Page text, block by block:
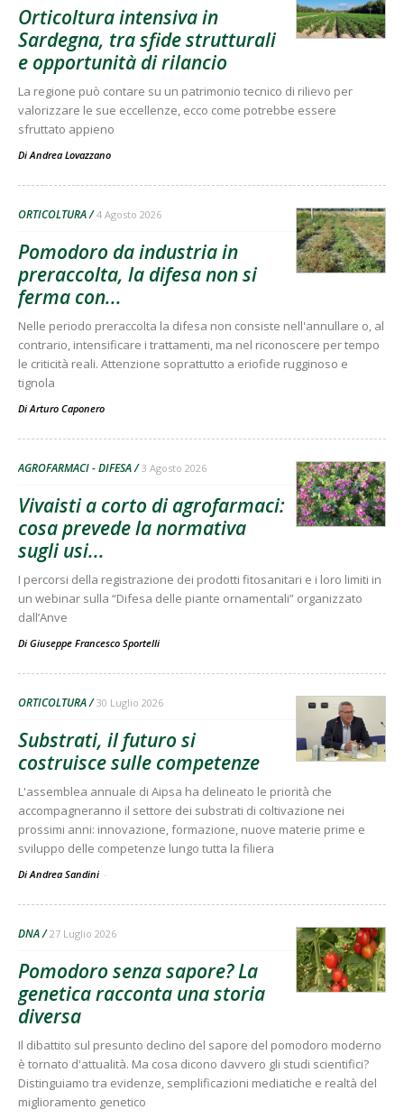
Orticoltura intensiva in
Sardegna, tra sfide strutturali
e opportunità di rilancio
La regione può contare su un patrimonio tecnico di rilievo per
valorizzare le sue eccellenze, ecco come potrebbe essere
sfruttato appieno
Di Andrea Lovazzano
ORTICOLTURA 4 Agosto 2026
Pomodoro da industria in
preraccolta, la difesa non si
ferma con...
Nelle periodo preraccolta la difesa non consiste nell'annullare o, al
contrario, intensificare i trattamenti, ma nel riconoscere per tempo
le criticità reali. Attenzione soprattutto a eriofide rugginoso e
tignola
Di Arturo Caponero
AGROFARMACI - DIFESA 3 Agosto 2026
Vivaisti a corto di agrofarmaci:
cosa prevede la normativa
sugli usi...
I percorsi della registrazione dei prodotti fitosanitari e i loro limiti in
un webinar sulla “Difesa delle piante ornamentali” organizzato
dall’Anve
Di Giuseppe Francesco Sportelli
ORTICOLTURA 30 Luglio 2026
Substrati, il futuro si
costruisce sulle competenze
L'assemblea annuale di Aipsa ha delineato le priorità che
accompagneranno il settore dei substrati di coltivazione nei
prossimi anni: innovazione, formazione, nuove materie prime e
sviluppo delle competenze lungo tutta la filiera
Di Andrea Sandini -
DNA 27 Luglio 2026
Pomodoro senza sapore? La
genetica racconta una storia
diversa
Il dibattito sul presunto declino del sapore del pomodoro moderno
è tornato d'attualità. Ma cosa dicono davvero gli studi scientifici?
Distinguiamo tra evidenze, semplificazioni mediatiche e realtà del
miglioramento genetico